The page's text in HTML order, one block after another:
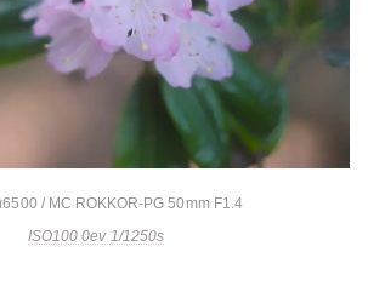
/ MC ROKKOR-PG 50mm F1.4
ISO100 0ev 1/1250s